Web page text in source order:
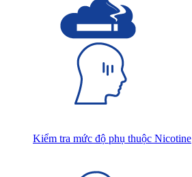
Kiểm tra mức độ phụ thuộc Nicotine